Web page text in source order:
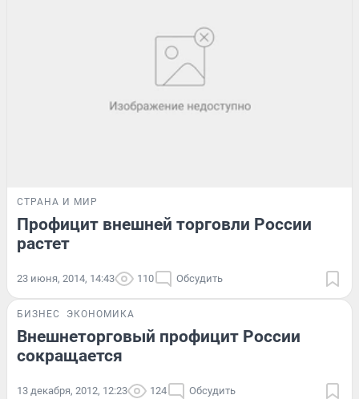
СТРАНА И МИР
Профицит внешней торговли России
растет
23 июня, 2014, 14:43 110 Обсудить
БИЗНЕС ЭКОНОМИКА
Внешнеторговый профицит России
сокращается
13 декабря, 2012, 12:23 124 Обсудить